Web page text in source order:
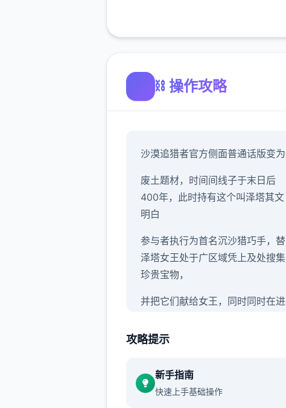
⛓️ 操作攻略
沙漠追猎者官方侧面普通话版变为
废土题材，时间间线子于末日后
400年，此时持有这个叫泽塔其文
明白
参与者执行为首名沉沙猎巧手，替
泽塔女王处于广区域凭上及处搜集
珍贵宝物，
并把它们献给女王，同时同时在进
此充确实腰包。
里的环境观之部类的都超优秀，
攻略提示
新手指南
快速上手基础操作